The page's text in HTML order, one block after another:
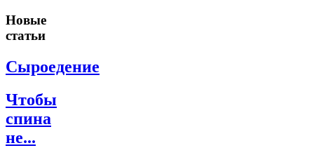
Новые
статьи
Сыроедение
Чтобы
спина
не...